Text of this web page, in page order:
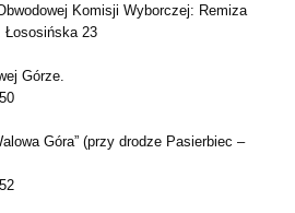
Komisji Wyborczej: Remiza
Łososińska 23
Górze.
Góra” (przy drodze Pasierbiec –